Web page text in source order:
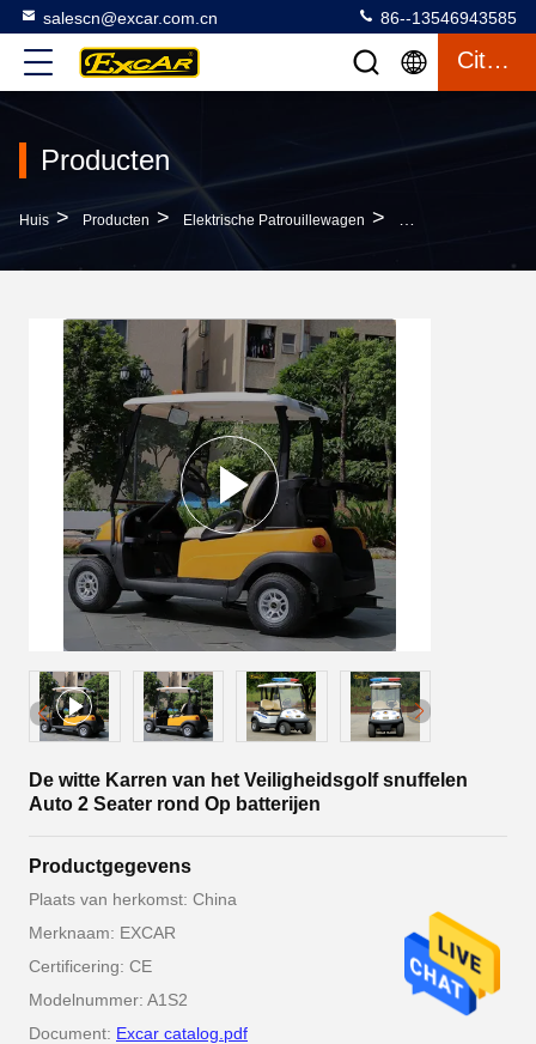
salescn@excar.com.cn 86--13546943585
Citaat
Producten
Huis > Producten > Elektrische Patrouillewagen > De Witte Karren
De witte Karren van het Veiligheidsgolf snuffelen
Auto 2 Seater rond Op batterijen
Productgegevens
Plaats van herkomst: China
Merknaam: EXCAR
Certificering: CE
Modelnummer: A1S2
Document: Excar catalog.pdf